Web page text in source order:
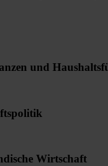
und
Wirtschaft